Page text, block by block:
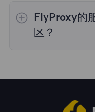
有用。您可以在
国家的IP地址。
FlyProxy的
区？